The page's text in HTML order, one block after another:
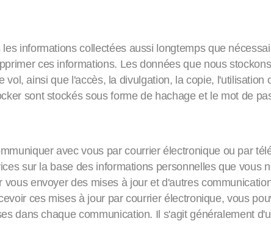
informations collectées aussi longtemps que
ces informations. Les données que nous
vol, ainsi que l'accès, la divulgation, la copie,
sont stockés sous forme de hachage et le mot de
avec vous par courrier électronique ou par
sur la base des informations personnelles que
vous envoyer des mises à jour et d'autres
ces mises à jour par courrier électronique, vous
dans chaque communication. Il s'agit généralement